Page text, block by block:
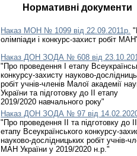
Нормативні документи
Наказ МОН № 1099 від 22.09.2011р.
олімпіади і конкурс-захист робіт
Наказ ДОН ЗОДА № 608 від
"Про проведення І етапу
конкурсу-захисту науково-
робіт учнів-членів Малої академії
України та підготовку до ІІ етапу
2019/2020 навчального року"
Наказ ДОН ЗОДА № 97 від
"Про проведення ІІ та підготовку до
етапу Всеукраїнського конкурсу-
науково-дослідницьких робіт учнів-
МАН України у 2019/2020 н.р."